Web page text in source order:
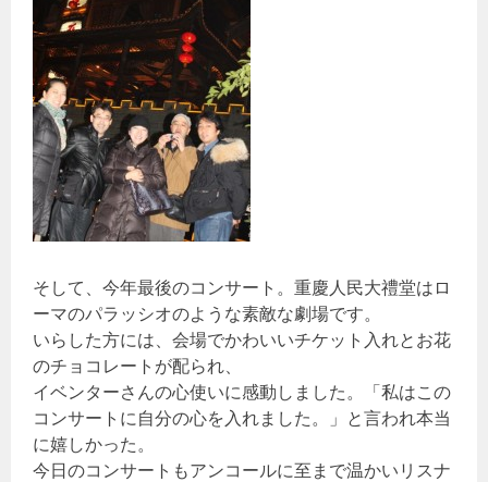
そして、今年最後のコンサート。重慶人民大禮堂はロ
ーマのパラッシオのような素敵な劇場です。
いらした方には、会場でかわいいチケット入れとお花
のチョコレートが配られ、
イベンターさんの心使いに感動しました。「私はこの
コンサートに自分の心を入れました。」と言われ本当
に嬉しかった。
今日のコンサートもアンコールに至まで温かいリスナ